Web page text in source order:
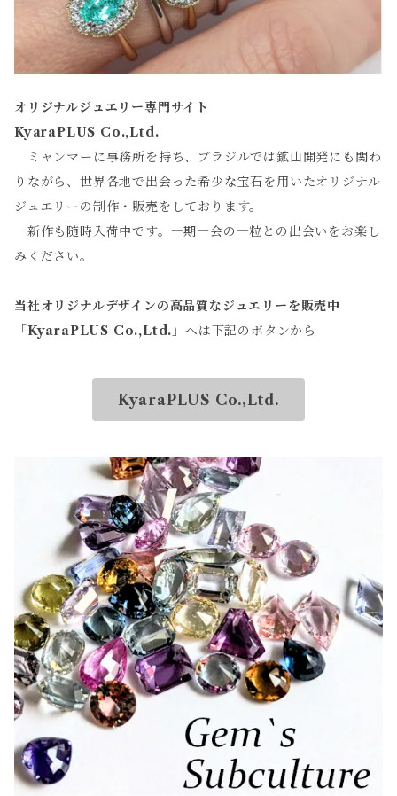
オリジナルジュエリー専門サイト
KyaraPLUS Co.,Ltd.
ミャンマーに事務所を持ち、ブラジルでは鉱山開発にも関わ
りながら、世界各地で出会った希少な宝石を用いたオリジナル
ジュエリーの制作・販売をしております。
新作も随時入荷中です。一期一会の一粒との出会いをお楽し
みください。
当社オリジナルデザインの高品質なジュエリーを販売中
「KyaraPLUS Co.,Ltd. 」へは下記のボタンから
KyaraPLUS Co.,Ltd.